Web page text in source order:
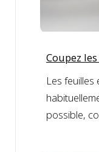
Coupez
Les
possible,